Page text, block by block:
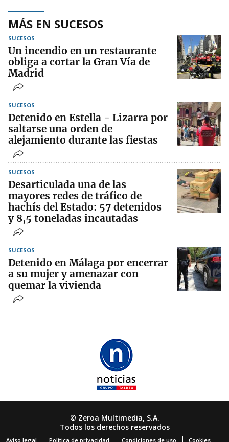
MÁS EN SUCESOS
SUCESOS
Un incendio en un restaurante
obliga a cortar la Gran Vía de
Madrid
SUCESOS
Detenido en Estella - Lizarra por
saltarse una orden de
alejamiento durante las fiestas
SUCESOS
Desarticulada una de las
mayores redes de tráfico de
hachís del Estado: 57 detenidos
y 8,5 toneladas incautadas
SUCESOS
Detenido en Málaga por encerrar
a su mujer y amenazar con
quemar la vivienda
© Zeroa Multimedia, S.A.
Todos los derechos reservados
Aviso legal Política de privacidad Condiciones de uso Cookies